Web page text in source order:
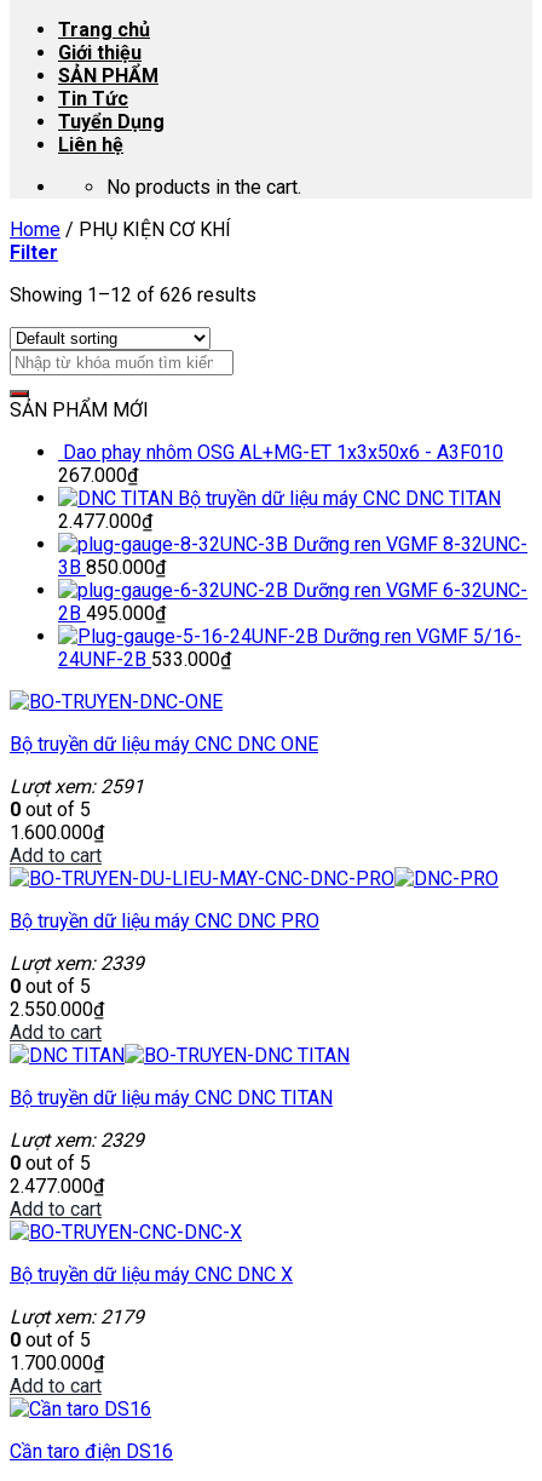
Trang chủ
Giới thiệu
SẢN PHẨM
Tin Tức
Tuyển Dụng
Liên hệ
No products in the cart.
Home / PHỤ KIỆN CƠ KHÍ
Filter
Showing 1–12 of 626 results
SẢN PHẨM MỚI
Dao phay nhôm OSG AL+MG-ET 1x3x50x6 - A3F010
267.000₫
Bộ truyền dữ liệu máy CNC DNC TITAN
2.477.000₫
Dưỡng ren VGMF 8-32UNC-
3B 850.000₫
Dưỡng ren VGMF 6-32UNC-
2B 495.000₫
Dưỡng ren VGMF 5/16-
24UNF-2B 533.000₫
Bộ truyền dữ liệu máy CNC DNC ONE
Lượt xem: 2591
0 out of 5
1.600.000₫
Add to cart
Bộ truyền dữ liệu máy CNC DNC PRO
Lượt xem: 2339
0 out of 5
2.550.000₫
Add to cart
Bộ truyền dữ liệu máy CNC DNC TITAN
Lượt xem: 2329
0 out of 5
2.477.000₫
Add to cart
Bộ truyền dữ liệu máy CNC DNC X
Lượt xem: 2179
0 out of 5
1.700.000₫
Add to cart
Cần taro điện DS16